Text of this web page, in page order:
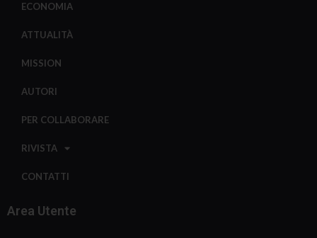
ECONOMIA
ATTUALITÀ
MISSION
AUTORI
PER COLLABORARE
RIVISTA
CONTATTI
Area Utente